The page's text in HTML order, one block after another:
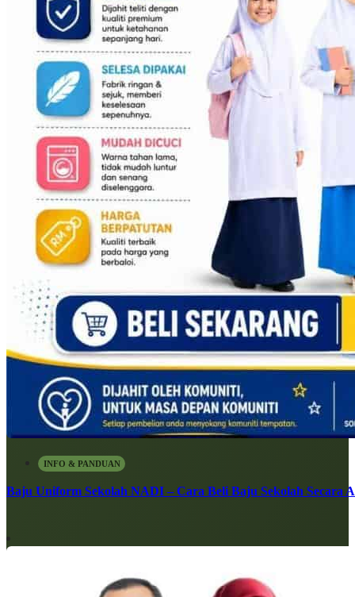
INFO & PANDUAN
Baju Uniform Sekolah NADI – Cara Beli Baju Sekolah Secara